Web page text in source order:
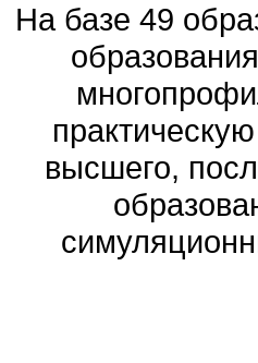
На базе 49
высшего,